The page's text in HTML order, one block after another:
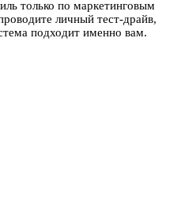
только по маркетинговым
личный тест-драйв,
подходит именно вам.